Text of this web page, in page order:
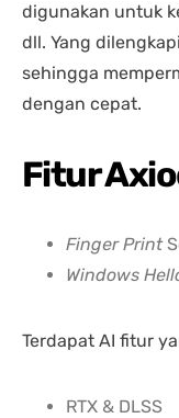
digunakan untuk
dll. Yang
sehingga
dengan cepat.
Fitur
Finger Print
Windows
Terdapat AI fitur
RTX & DLSS